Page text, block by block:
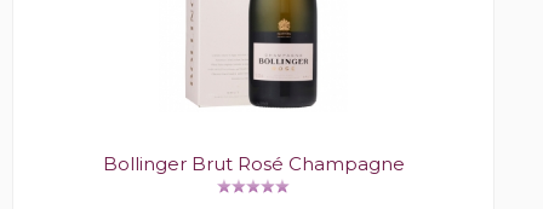
Bollinger Brut Rosé Champagne